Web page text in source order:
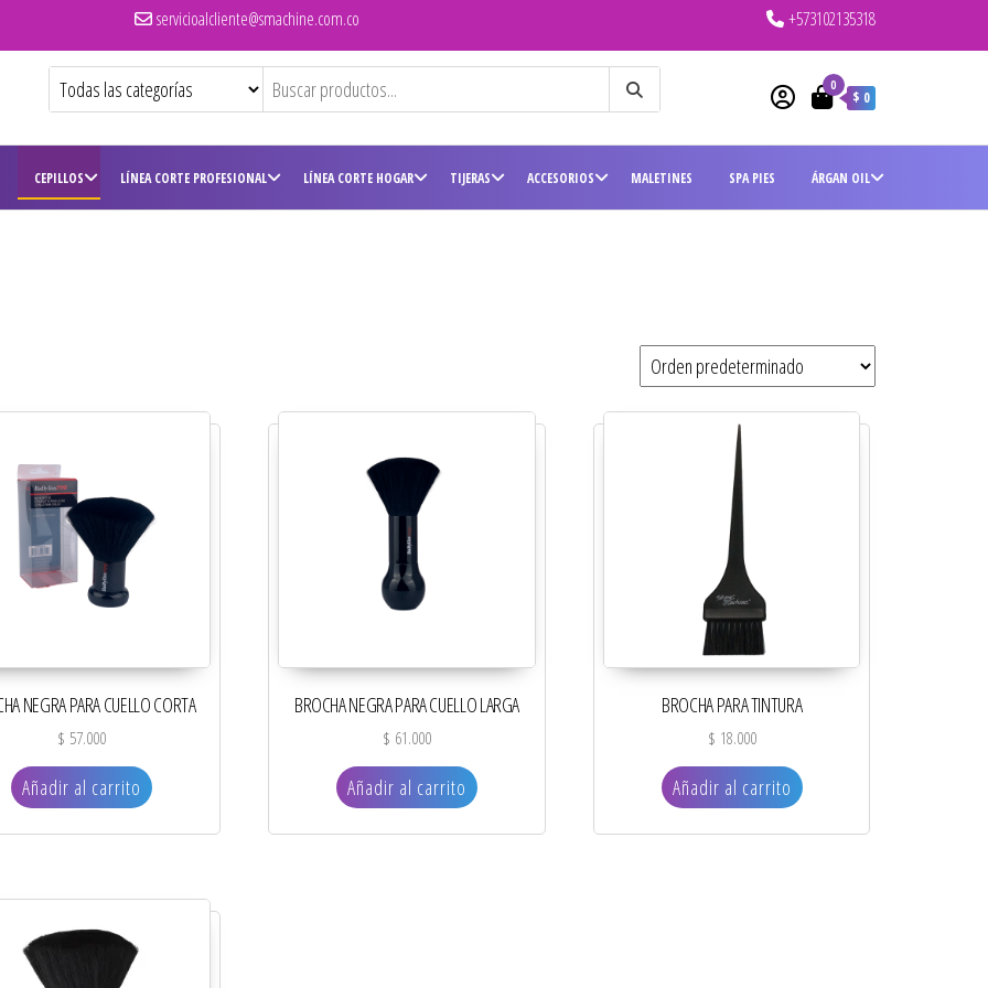
servicioalcliente@smachine.com.co +573102135318
0
$ 0
CEPILLOS LÍNEA CORTE PROFESIONAL LÍNEA CORTE HOGAR TIJERAS ACCESORIOS MALETINES SPA PIES ÁRGAN OIL
NEGRA PARA CUELLO CORTA
$ 57.000
Añadir al carrito
BROCHA NEGRA PARA CUELLO LARGA
$ 61.000
Añadir al carrito
BROCHA PARA TINTURA
$ 18.000
Añadir al carrito